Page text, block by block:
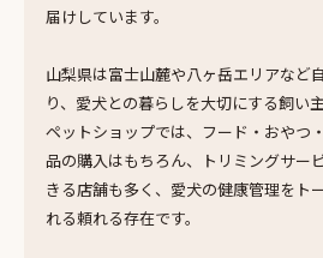
届けしています。
山梨県は富士山麓や八ヶ岳エリアなど
り、愛犬との暮らしを大切にする飼い
ペットショップでは、フード・おやつ
品の購入はもちろん、トリミングサー
きる店舗も多く、愛犬の健康管理をト
れる頼れる存在です。